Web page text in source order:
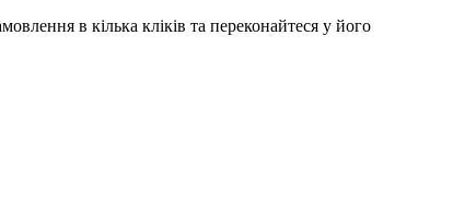
в кілька кліків та переконайтеся у його